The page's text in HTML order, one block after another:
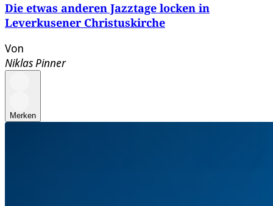
Die etwas anderen Jazztage locken in
Leverkusener Christuskirche
Von
Niklas Pinner
Merken